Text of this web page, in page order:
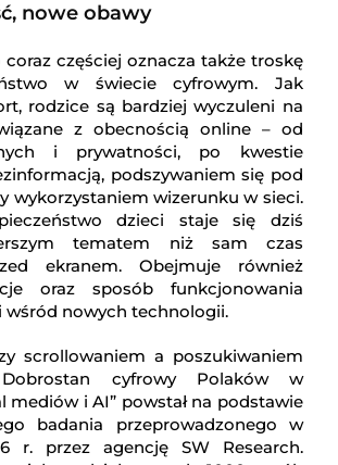
nowe obawy
częściej oznacza także troskę
w świecie cyfrowym. Jak
rodzice są bardziej wyczuleni na
z obecnością online – od
i prywatności, po kwestie
podszywaniem się pod
wykorzystaniem wizerunku w sieci.
dzieci staje się dziś
tematem niż sam czas
ekranem. Obejmuje również
oraz sposób funkcjonowania
wśród nowych technologii.
scrollowaniem a poszukiwaniem
cyfrowy Polaków w
mediów i AI” powstał na podstawie
badania przeprowadzonego w
r. przez agencję SW Research.